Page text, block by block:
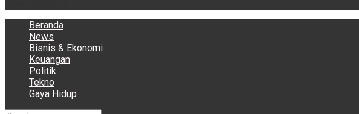
Beranda
News
Bisnis & Ekonomi
Keuangan
Politik
Tekno
Gaya Hidup